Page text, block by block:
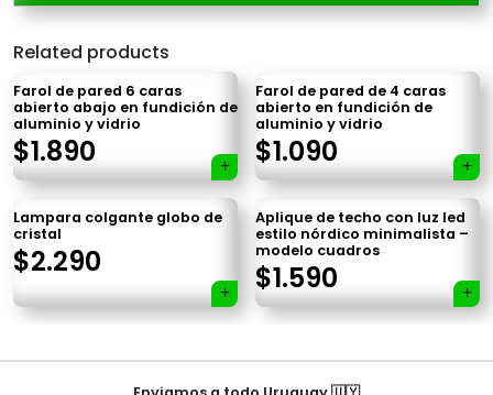
Related products
Farol de pared 6 caras
abierto abajo en fundición de
aluminio y vidrio
$1.890
Farol de pared de 4 caras
abierto en fundición de
aluminio y vidrio
$1.090
Lampara colgante globo de
cristal
$2.290
Aplique de techo con luz led
estilo nórdico minimalista –
modelo cuadros
$1.590
Navegación
Tu carrito está vacío.